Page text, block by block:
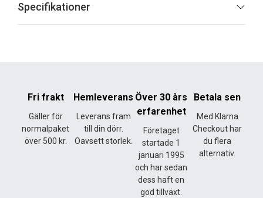
Specifikationer
Fri frakt
Gäller för
normalpaket
över 500 kr.
Hemleverans
Leverans fram
till din dörr.
Oavsett storlek.
Över 30 års
erfarenhet
Företaget
startade 1
januari 1995
och har sedan
dess haft en
god tillväxt.
Betala sen
Med Klarna
Checkout har
du flera
alternativ.